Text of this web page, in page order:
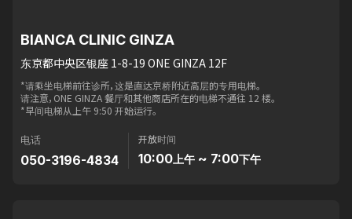
BIANCA CLINIC GINZA
东京都中央区银座 1-8-19 ONE GINZA 12F
*请乘坐电梯前往诊所，这是直达京桥附近高层的专用电梯。
请注意，ONE GINZA 餐厅和其他商店所在的电梯不通往 12 楼。
*早间电梯从上午 9:50 开始运行。
电话
050-3196-4834
开放时间
10:00 上午 ~ 7:00下午